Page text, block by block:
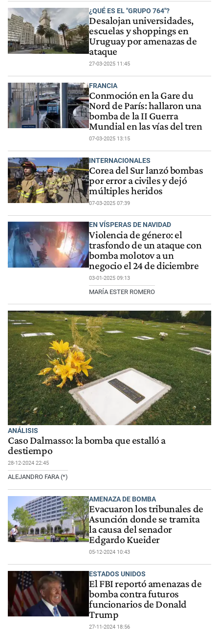
¿QUÉ ES EL "GRUPO 764"?
Desalojan universidades,
escuelas y shoppings en
Uruguay por amenazas de
ataque
27-03-2025 11:45
FRANCIA
Conmoción en la Gare du
Nord de París: hallaron una
bomba de la II Guerra
Mundial en las vías del tren
07-03-2025 13:15
INTERNACIONALES
Corea del Sur lanzó bombas
por error a civiles y dejó
múltiples heridos
07-03-2025 07:39
EN VÍSPERAS DE NAVIDAD
Violencia de género: el
trasfondo de un ataque con
bomba molotov a un
negocio el 24 de diciembre
03-01-2025 09:13
MARÍA ESTER ROMERO
ANÁLISIS
Caso Dalmasso: la bomba que estalló a
destiempo
28-12-2024 22:45
ALEJANDRO FARA (*)
AMENAZA DE BOMBA
Evacuaron los tribunales de
Asunción donde se tramita
la causa del senador
Edgardo Kueider
05-12-2024 10:43
ESTADOS UNIDOS
El FBI reportó amenazas de
bomba contra futuros
funcionarios de Donald
Trump
27-11-2024 18:56